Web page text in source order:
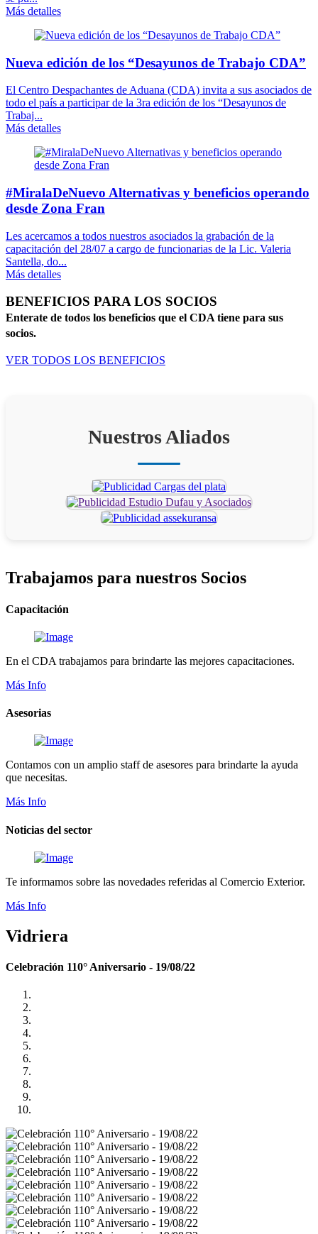
Más detalles
Nueva edición de los “Desayunos de Trabajo CDA”
El Centro Despachantes de Aduana (CDA) invita a sus asociados de
todo el país a participar de la 3ra edición de los “Desayunos de
Trabaj...
Más detalles
#MiralaDeNuevo Alternativas y beneficios operando
desde Zona Fran
Les acercamos a todos nuestros asociados la grabación de la
capacitación del 28/07 a cargo de funcionarias de la Lic. Valeria
Santella, do...
Más detalles
BENEFICIOS PARA LOS SOCIOS
Enterate de todos los beneficios que el CDA tiene para sus
socios.
VER TODOS LOS BENEFICIOS
Nuestros Aliados
Trabajamos para nuestros Socios
Capacitación
En el CDA trabajamos para brindarte las mejores capacitaciones.
Más Info
Asesorias
Contamos con un amplio staff de asesores para brindarte la ayuda
que necesitas.
Más Info
Noticias del sector
Te informamos sobre las novedades referidas al Comercio Exterior.
Más Info
Vidriera
Celebración 110° Aniversario - 19/08/22